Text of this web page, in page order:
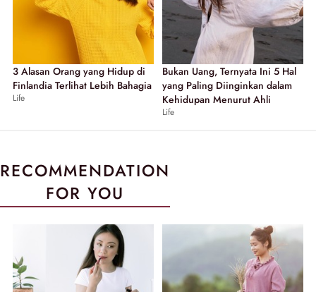
3 Alasan Orang yang Hidup di
Finlandia Terlihat Lebih Bahagia
Life
Bukan Uang, Ternyata Ini 5 Hal
yang Paling Diinginkan dalam
Kehidupan Menurut Ahli
Life
RECOMMENDATION
FOR YOU